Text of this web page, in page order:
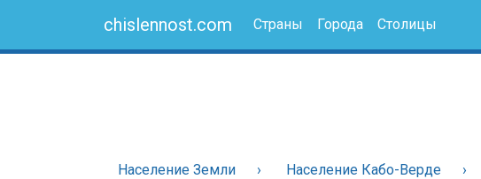
chislennost.com Страны Города Столицы
Население Земли Население Кабо-Верде